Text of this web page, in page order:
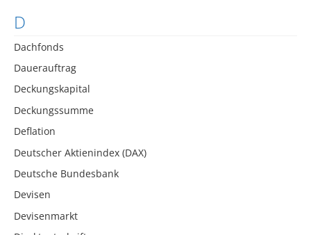
D
Dachfonds
Dauerauftrag
Deckungskapital
Deckungssumme
Deflation
Deutscher Aktienindex (DAX)
Deutsche Bundesbank
Devisen
Devisenmarkt